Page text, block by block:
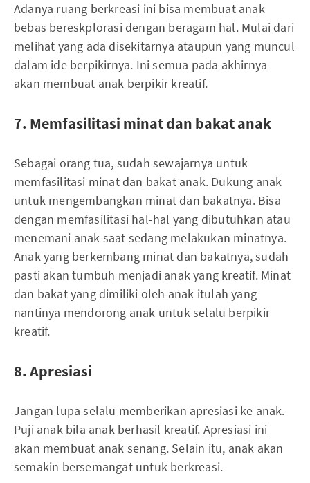
Adanya ruang berkreasi ini bisa membuat anak
bebas bereskplorasi dengan beragam hal. Mulai dari
melihat yang ada disekitarnya ataupun yang muncul
dalam ide berpikirnya. Ini semua pada akhirnya
akan membuat anak berpikir kreatif.
7. Memfasilitasi minat dan bakat anak
Sebagai orang tua, sudah sewajarnya untuk
memfasilitasi minat dan bakat anak. Dukung anak
untuk mengembangkan minat dan bakatnya. Bisa
dengan memfasilitasi hal-hal yang dibutuhkan atau
menemani anak saat sedang melakukan minatnya.
Anak yang berkembang minat dan bakatnya, sudah
pasti akan tumbuh menjadi anak yang kreatif. Minat
dan bakat yang dimiliki oleh anak itulah yang
nantinya mendorong anak untuk selalu berpikir
kreatif.
8. Apresiasi
Jangan lupa selalu memberikan apresiasi ke anak.
Puji anak bila anak berhasil kreatif. Apresiasi ini
akan membuat anak senang. Selain itu, anak akan
semakin bersemangat untuk berkreasi.